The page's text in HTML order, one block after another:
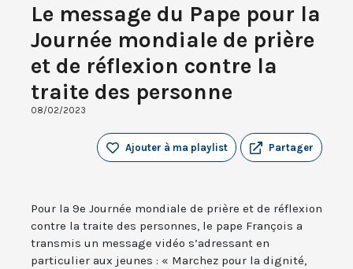
Le message du Pape pour la
Journée mondiale de prière
et de réflexion contre la
traite des personne
08/02/2023
Partager
Ajouter à ma playlist
Pour la 9e Journée mondiale de prière et de réflexion
contre la traite des personnes, le pape François a
transmis un message vidéo s’adressant en
particulier aux jeunes : « Marchez pour la dignité,